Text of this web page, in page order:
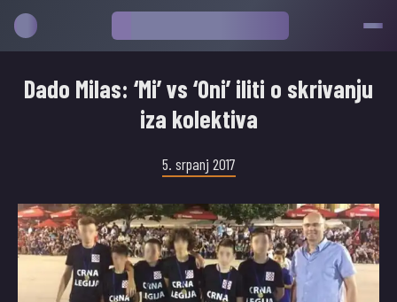
Dado Milas: ‘Mi’ vs ‘Oni’ iliti o skrivanju
iza kolektiva
5. srpanj 2017